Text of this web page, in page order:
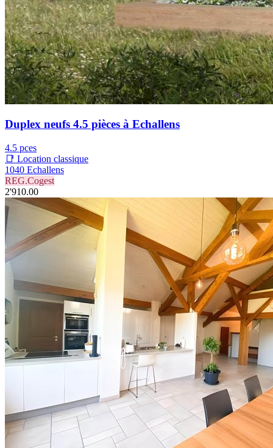
Duplex neufs 4.5 pièces à Echallens
4.5 pces
📑 Location classique
1040 Echallens
REG.Cogest
2'910.00